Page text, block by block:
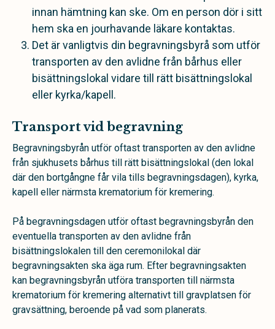
innan hämtning kan ske. Om en person dör i sitt
hem ska en jourhavande läkare kontaktas.
Det är vanligtvis din begravningsbyrå som utför
transporten av den avlidne från bårhus eller
bisättningslokal vidare till rätt bisättningslokal
eller kyrka/kapell.
Transport vid begravning
Begravningsbyrån utför oftast transporten av den avlidne
från sjukhusets bårhus till rätt bisättningslokal (den lokal
där den bortgångne får vila tills begravningsdagen), kyrka,
kapell eller närmsta krematorium för kremering.
På begravningsdagen utför oftast begravningsbyrån den
eventuella transporten av den avlidne från
bisättningslokalen till den ceremonilokal där
begravningsakten ska äga rum. Efter begravningsakten
kan begravningsbyrån utföra transporten till närmsta
krematorium för kremering alternativt till gravplatsen för
gravsättning, beroende på vad som planerats.